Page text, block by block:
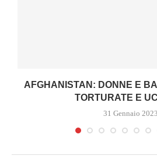
AFGHANISTAN: DONNE E
TORTURATE E
31 Gennaio 2023